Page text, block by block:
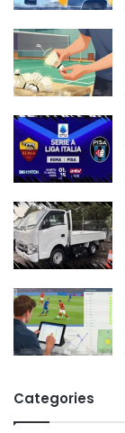
Categories